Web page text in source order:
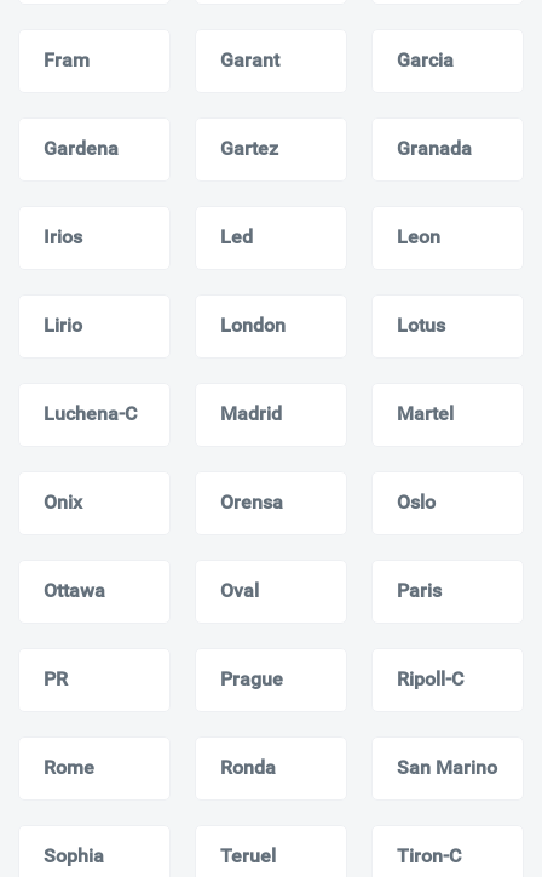
Fram Garant Garcia
Gardena Gartez Granada
Irios Led Leon
Lirio London Lotus
Luchena-C Madrid Martel
Onix Orensa Oslo
Ottawa Oval Paris
PR Prague Ripoll-С
Rome Ronda San Marino
Sophia Teruel Tiron-C